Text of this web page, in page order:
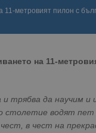
метровият пилон с
на 11-
трябва да научим и
столетие водят
в чест на